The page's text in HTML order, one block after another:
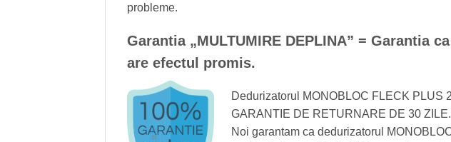
probleme.
Garantia „MULTUMIRE DEPLINA” = Garantia
are efectul promis.
Dedurizatorul MONOBLOC FLECK PLUS
GARANTIE DE RETURNARE DE 30
Noi garantam ca dedurizatorul